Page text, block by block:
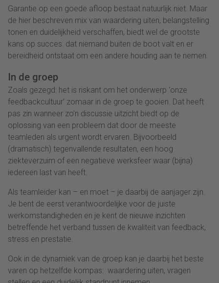
Garantie op een goede afloop bestaat natuurlijk niet. Maar
de hier beschreven mix van waardering uiten, belangstelling
tonen en duidelijkheid verschaffen, biedt wel de grootste
kans op succes: dat niemand buiten de boot valt en er
bereidheid ontstaat om een andere houding aan te nemen.
In de groep
Zoals gezegd: het is riskant om het onderwerp ‘onze
feedbackcultuur’ zomaar in de groep te gooien. Dat heeft
pas zin wanneer zo’n discussie uitzicht biedt op de
oplossing van een probleem dat door de meeste
teamleden als urgent wordt ervaren. Bijvoorbeeld
(dramatisch) tegenvallende resultaten, een hoog
ziekteverzuim of een negatieve werksfeer waar (bijna)
iedereen last van heeft.
Als teamleider kan – en moet – je daarbij de aanjager zijn.
Je bent de eerst verantwoordelijke voor de juiste
werkomstandigheden en je kent de nieuwe inzichten
betreffende het verband tussen de kwaliteit van feedback,
stress en prestatie.
Ook in de dynamiek van de groep kan je daarbij het beste
varen op hetzelfde kompas: waardering uiten, vragen